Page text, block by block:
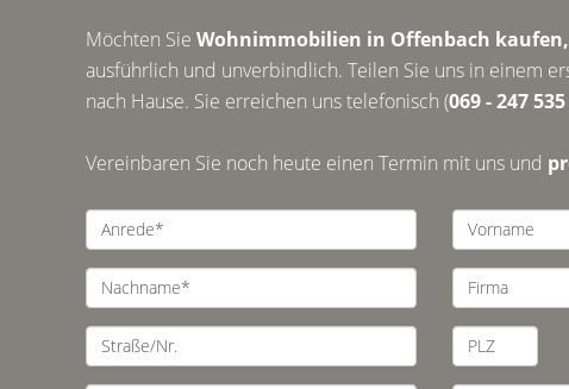
Möchten Sie Wohnimmobilien in Offenbach
ausführlich und unverbindlich. Teilen Sie uns in einem
nach Hause. Sie erreichen uns telefonisch (069 - 247
Vereinbaren Sie noch heute einen Termin mit uns und